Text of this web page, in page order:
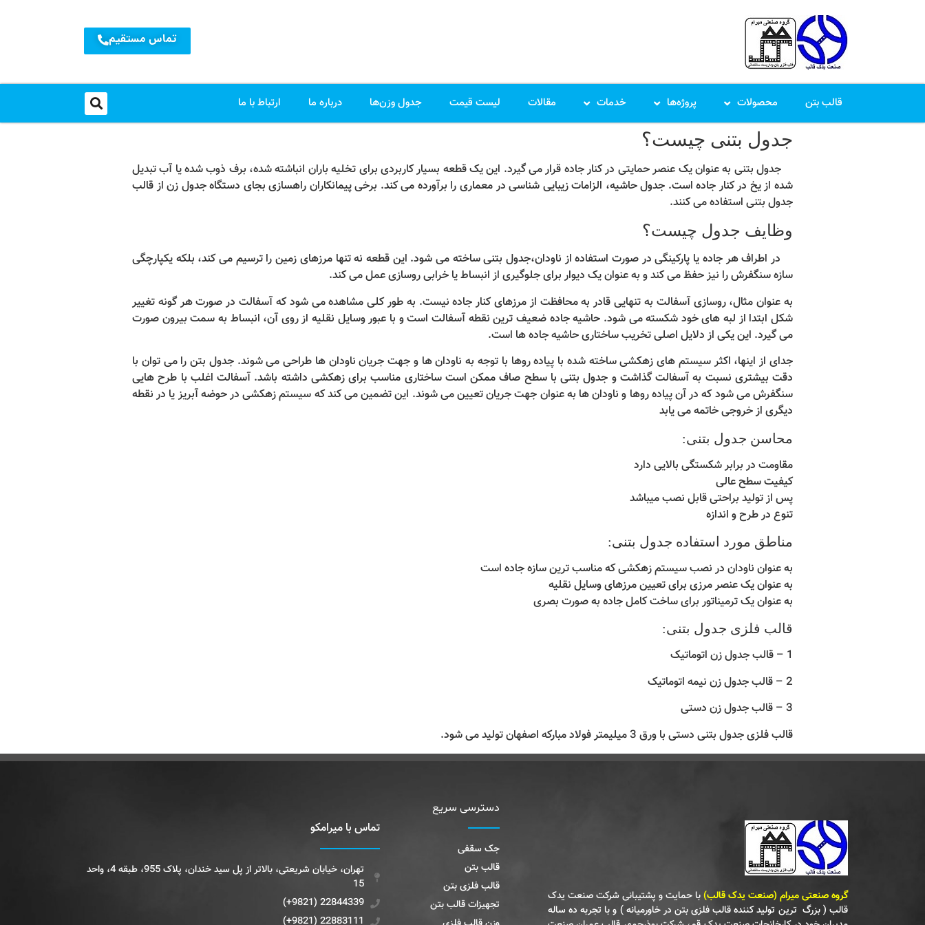
تماس مستقیم
قالب بتن محصولات پروژه‌ها خدمات مقالات لیست قیمت جدول وزن‌ها درباره ما ارتباط با ما
جدول بتنی چیست؟
جدول بتنی به عنوان یک عنصر حمایتی در کنار جاده قرار می گیرد. این یک قطعه بسیار کاربردی برای تخلیه باران انباشته شده، برف ذوب شده یا آب تبدیل
شده از یخ در کنار جاده است. جدول حاشیه، الزامات زیبایی شناسی در معماری را برآورده می کند. برخی پیمانکاران راهسازی بجای دستگاه جدول زن از قالب
جدول بتنی استفاده می کنند.
وظایف جدول چیست؟
در اطراف هر جاده یا پارکینگی در صورت استفاده از ناودان،جدول بتنی ساخته می شود. این قطعه نه تنها مرزهای زمین را ترسیم می کند، بلکه یکپارچگی
سازه سنگفرش را نیز حفظ می کند و به عنوان یک دیوار برای جلوگیری از انبساط یا خرابی روسازی عمل می کند.
به عنوان مثال، روسازی آسفالت به تنهایی قادر به محافظت از مرزهای کنار جاده نیست. به طور کلی مشاهده می شود که آسفالت در صورت هر گونه تغییر
شکل ابتدا از لبه های خود شکسته می شود. حاشیه جاده ضعیف ترین نقطه آسفالت است و با عبور وسایل نقلیه از روی آن، انبساط به سمت بیرون صورت
می گیرد. این یکی از دلایل اصلی تخریب ساختاری حاشیه جاده ها است.
جدای از اینها، اکثر سیستم های زهکشی ساخته شده با پیاده روها با توجه به ناودان ها و جهت جریان ناودان ها طراحی می شوند. جدول بتن را می توان با
دقت بیشتری نسبت به آسفالت گذاشت و جدول بتنی با سطح صاف ممکن است ساختاری مناسب برای زهکشی داشته باشد. آسفالت اغلب با طرح هایی
سنگفرش می شود که در آن پیاده روها و ناودان ها به عنوان جهت جریان تعیین می شوند. این تضمین می کند که سیستم زهکشی در حوضه آبریز یا در نقطه
دیگری از خروجی خاتمه می یابد
محاسن جدول بتنی:
مقاومت در برابر شکستگی بالایی دارد
کیفیت سطح عالی
پس از تولید براحتی قابل نصب میباشد
تنوع در طرح و اندازه
مناطق مورد استفاده جدول بتنی:
به عنوان ناودان در نصب سیستم زهکشی که مناسب ترین سازه جاده است
به عنوان یک عنصر مرزی برای تعیین مرزهای وسایل نقلیه
به عنوان یک ترمیناتور برای ساخت کامل جاده به صورت بصری
قالب فلزی جدول بتنی:
1 – قالب جدول زن اتوماتیک
2 – قالب جدول زن نیمه اتوماتیک
3 – قالب جدول زن دستی
قالب فلزی جدول بتنی دستی با ورق 3 میلیمتر فولاد مبارکه اصفهان تولید می شود.
گروه صنعتی میرام (صنعت یدک قالب) با حمایت و پشتیبانی شرکت صنعت یدک
قالب ( بزرگ‌ ترین تولید کننده قالب فلزی بتن در خاورمیانه ) و با تجربه ده ساله
دسترسی سریع
جک سقفی
قالب بتن
قالب فلزی بتن
تجهیزات قالب بتن
تماس با میرامکو
تهران، خیابان شریعتی، بالاتر از پل سید خندان، پلاک 955، طبقه 4، واحد
15
22844339 (9821+)
22883111 (9821+)